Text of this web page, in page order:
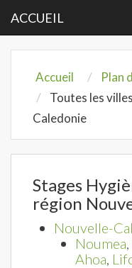
ACCUEIL
Accueil
Plan
Toutes les
Caledonie
Stages
région
Nouvelle-
Noumea,
Ahoa,